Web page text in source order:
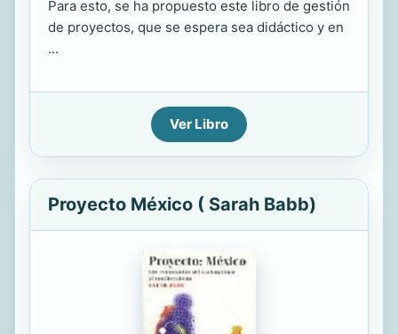
Para esto, se ha propuesto este libro de gestión
de proyectos, que se espera sea didáctico y en
...
Ver Libro
Proyecto México ( Sarah Babb)